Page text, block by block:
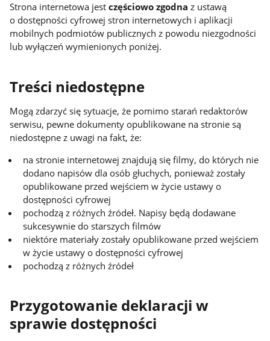
Strona internetowa jestczęściowo zgodna z ustawą
o dostępności cyfrowej stron internetowych i aplikacji
mobilnych podmiotów publicznych z powodu niezgodności
lub wyłączeń wymienionych poniżej.
Treści niedostępne
Mogą zdarzyć się sytuacje, że pomimo starań redaktorów
serwisu, pewne dokumenty opublikowane na stronie są
niedostępne z uwagi na fakt, że:
na stronie internetowej znajdują się filmy, do których nie
dodano napisów dla osób głuchych, ponieważ zostały
opublikowane przed wejściem w życie ustawy o
dostępności cyfrowej
pochodzą z różnych źródeł. Napisy będą dodawane
sukcesywnie do starszych filmów
niektóre materiały zostały opublikowane przed wejściem
w życie ustawy o dostępności cyfrowej
pochodzą z różnych źródeł
Przygotowanie deklaracji w
sprawie dostępności